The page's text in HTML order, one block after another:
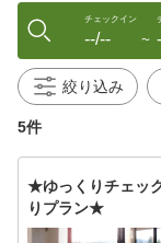
チェックイン
--/-- 〜
絞り込み
5件
★ゆっくりチェッ
りプラン★